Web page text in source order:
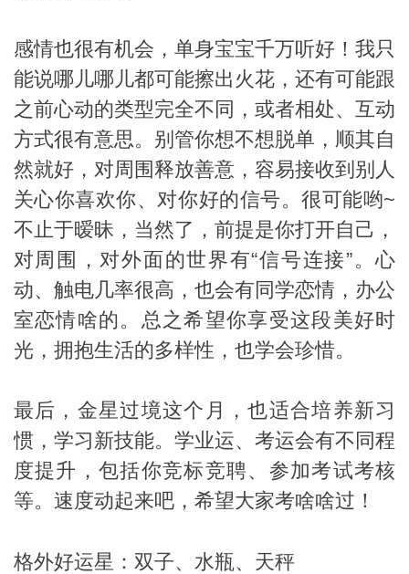
感情也很有机会，单身宝宝千万听好！我只
能说哪儿哪儿都可能擦出火花，还有可能跟
之前心动的类型完全不同，或者相处、互动
方式很有意思。别管你想不想脱单，顺其自
然就好，对周围释放善意，容易接收到别人
关心你喜欢你、对你好的信号。很可能哟~
不止于暧昧，当然了，前提是你打开自己，
对周围，对外面的世界有“信号连接”。心
动、触电几率很高，也会有同学恋情，办公
室恋情啥的。总之希望你享受这段美好时
光，拥抱生活的多样性，也学会珍惜。
最后，金星过境这个月，也适合培养新习
惯，学习新技能。学业运、考运会有不同程
度提升，包括你竞标竞聘、参加考试考核
等。速度动起来吧，希望大家考啥啥过！
格外好运星：双子、水瓶、天秤